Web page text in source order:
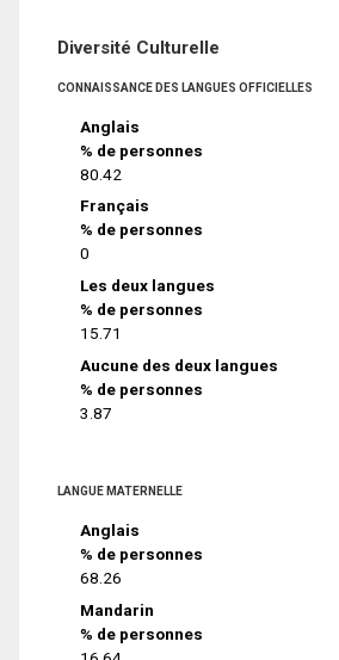
Diversité Culturelle
CONNAISSANCE DES LANGUES OFFICIELLES
Anglais
% de personnes
80.42
Français
% de personnes
0
Les deux langues
% de personnes
15.71
Aucune des deux langues
% de personnes
3.87
LANGUE MATERNELLE
Anglais
% de personnes
68.26
Mandarin
% de personnes